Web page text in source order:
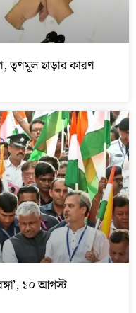
তৃণমূল ছাড়ার কারণ
১০ আগস্ট